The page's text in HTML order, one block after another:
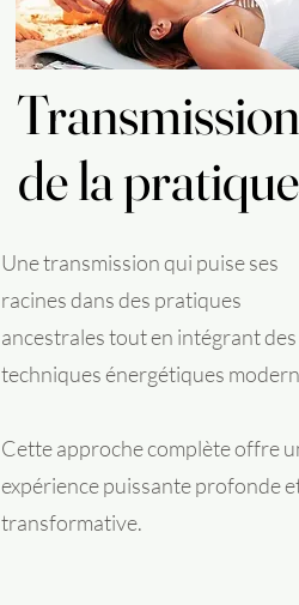
Transmission
de la pratique
Transmission
de la pratique
Une transmission qui puise ses
racines dans des pratiques
ancestrales tout en intégrant des
techniques énergétiques
Cette approche complète offre
expérience puissante profonde
transformative.